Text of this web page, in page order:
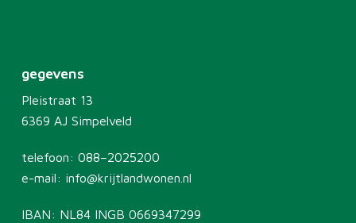
gegevens
Pleistraat 13
6369 AJ Simpelveld
telefoon: 088–2025200
e-mail: info@krijtlandwonen.nl
IBAN: NL84 INGB 0669347299